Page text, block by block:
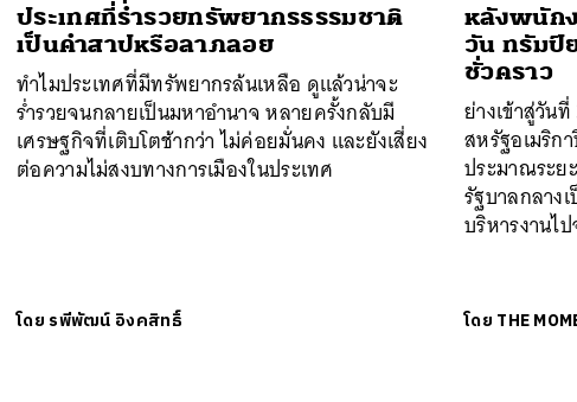
ประเทศที่ร่ำรวยทรัพยากรธรรมชาติ
เป็นคำสาปหรือลาภลอย
ทำไมประเทศที่มีทรัพยากรล้นเหลือ ดูแล้วน่าจะ
ร่ำรวยจนกลายเป็นมหาอำนาจ หลายครั้งกลับมี
เศรษฐกิจที่เติบโตช้ากว่า ไม่ค่อยมั่นคง และยังเสี่ยง
ต่อความไม่สงบทางการเมืองในประเทศ
โดย รพีพัฒน์ อิงคสิทธิ์
หลังพนัก
วัน ทรัมป์
ชั่วคราว
ย่างเข้าสู่วัน
สหรัฐอเมริก
ประมาณระย
รัฐบาลกลาง
บริหารงานไ
โดย THE